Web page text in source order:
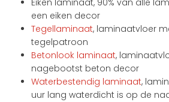
Eiken laminaat, 90% van alle
een eiken decor
Tegellaminaat, laminaatvloer
tegelpatroon
Betonlook laminaat,
nagebootst beton decor
Waterbestendig laminaat,
uur lang waterdicht is op de